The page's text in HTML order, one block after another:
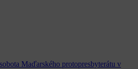
Maďarského protopresbyterátu v